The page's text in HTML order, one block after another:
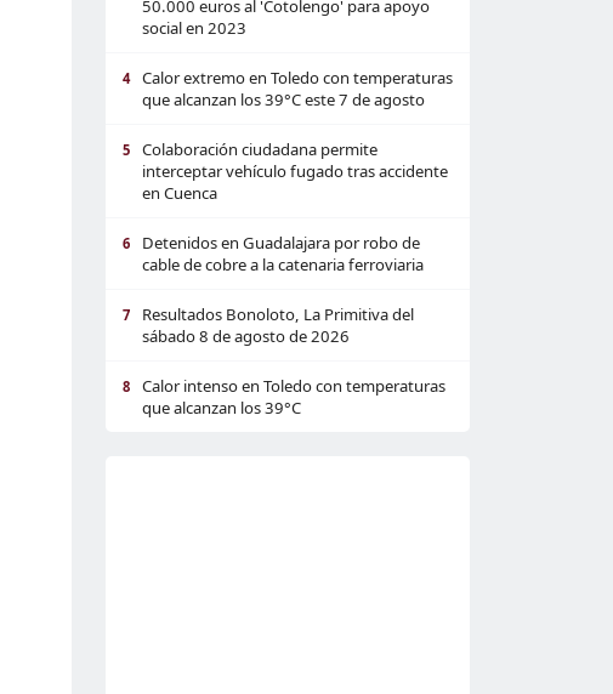
50.000 euros al 'Cotolengo' para apoyo
social en 2023
4
Calor extremo en Toledo con temperaturas
que alcanzan los 39°C este 7 de agosto
5
Colaboración ciudadana permite
interceptar vehículo fugado tras accidente
en Cuenca
6
Detenidos en Guadalajara por robo de
cable de cobre a la catenaria ferroviaria
7
Resultados Bonoloto, La Primitiva del
sábado 8 de agosto de 2026
8
Calor intenso en Toledo con temperaturas
que alcanzan los 39°C